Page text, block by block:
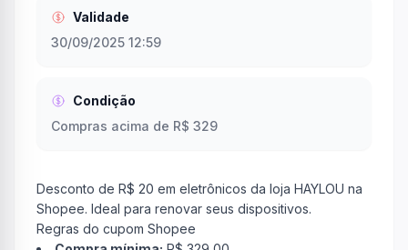
Validade
30/09/2025 12:59
Condição
Compras acima de R$ 329
Desconto de R$ 20 em eletrônicos da loja HAYLOU na
Shopee. Ideal para renovar seus dispositivos.
Regras do cupom Shopee